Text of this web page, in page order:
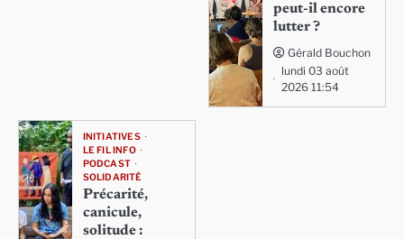
peut-il encore
lutter ?
Gérald Bouchon
lundi 03 août
2026 11:54
INITIATIVES
LE FIL INFO
PODCAST
SOLIDARITÉ
Précarité,
canicule,
solitude :